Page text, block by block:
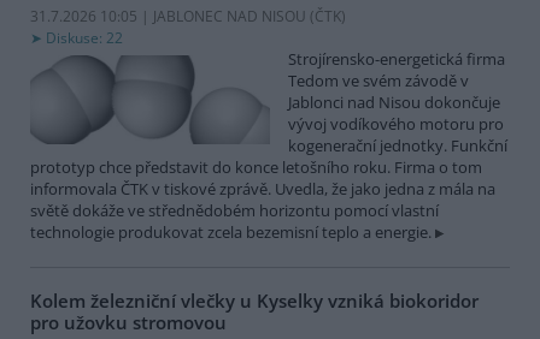
31.7.2026 10:05 | JABLONEC NAD NISOU (ČTK)
Diskuse: 22
Strojírensko-energetická firma
Tedom ve svém závodě v
Jablonci nad Nisou dokončuje
vývoj vodíkového motoru pro
kogenerační jednotky. Funkční
prototyp chce představit do konce letošního roku. Firma o tom
informovala ČTK v tiskové zprávě. Uvedla, že jako jedna z mála na
světě dokáže ve střednědobém horizontu pomocí vlastní
technologie produkovat zcela bezemisní teplo a energie.
Kolem železniční vlečky u Kyselky vzniká biokoridor
pro užovku stromovou